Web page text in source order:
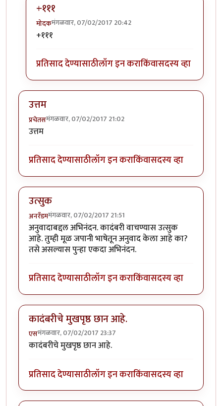
+१११
मोदकमंगळवार, 07/02/2017 20:42
In reply to
+१११
प्रतिसाद देण्यासाठीलॉग इन कराकिंवासदस्य व्हा
उत्तम
प्रचेतसमंगळवार, 07/02/2017 21:02
उत्तम
प्रतिसाद देण्यासाठीलॉग इन कराकिंवासदस्य व्हा
उत्सुक
अनरँडममंगळवार, 07/02/2017 21:51
अनुवादाबद्दल अभिनंदन. कादंबरी वाचण्यास उत्सुक
आहे. तुम्ही मूळ जपानी भाषेतून अनुवाद केला आहे का?
तसे असल्यास पुन्हा एकदा अभिनंदन.
प्रतिसाद देण्यासाठीलॉग इन कराकिंवासदस्य व्हा
कादंबरीचे मुखपृष्ठ छान आहे.
एसमंगळवार, 07/02/2017 23:37
कादंबरीचे मुखपृष्ठ छान आहे.
प्रतिसाद देण्यासाठीलॉग इन कराकिंवासदस्य व्हा